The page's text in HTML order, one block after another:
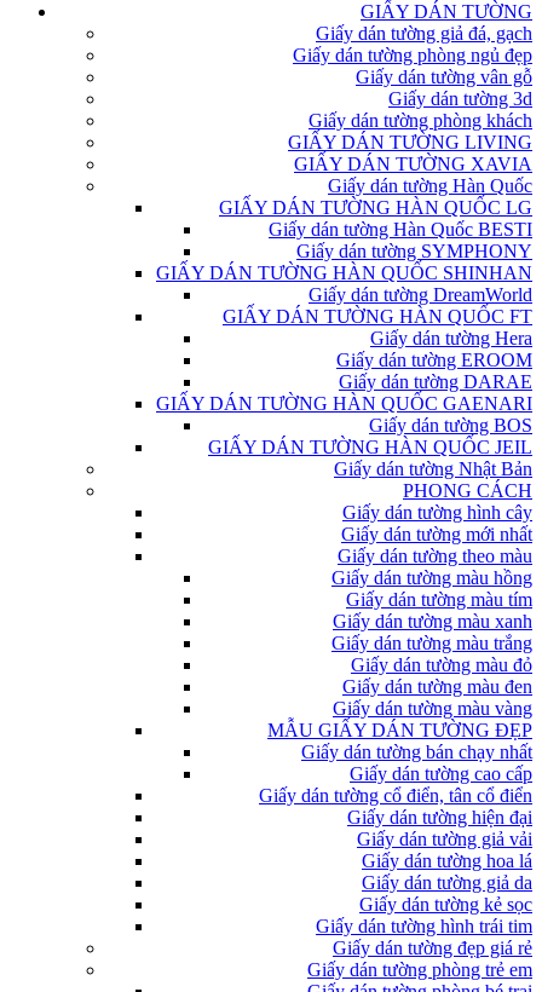
GIẤY DÁN TƯỜNG
Giấy dán tường giả đá, gạch
Giấy dán tường phòng ngủ đẹp
Giấy dán tường vân gỗ
Giấy dán tường 3d
Giấy dán tường phòng khách
GIẤY DÁN TƯỜNG LIVING
GIẤY DÁN TƯỜNG XAVIA
Giấy dán tường Hàn Quốc
GIẤY DÁN TƯỜNG HÀN QUỐC LG
Giấy dán tường Hàn Quốc BESTI
Giấy dán tường SYMPHONY
GIẤY DÁN TƯỜNG HÀN QUỐC SHINHAN
Giấy dán tường DreamWorld
GIẤY DÁN TƯỜNG HÀN QUỐC FT
Giấy dán tường Hera
Giấy dán tường EROOM
Giấy dán tường DARAE
GIẤY DÁN TƯỜNG HÀN QUỐC GAENARI
Giấy dán tường BOS
GIẤY DÁN TƯỜNG HÀN QUỐC JEIL
Giấy dán tường Nhật Bản
PHONG CÁCH
Giấy dán tường hình cây
Giấy dán tường mới nhất
Giấy dán tường theo màu
Giấy dán tường màu hồng
Giấy dán tường màu tím
Giấy dán tường màu xanh
Giấy dán tường màu trắng
Giấy dán tường màu đỏ
Giấy dán tường màu đen
Giấy dán tường màu vàng
MẪU GIẤY DÁN TƯỜNG ĐẸP
Giấy dán tường bán chạy nhất
Giấy dán tường cao cấp
Giấy dán tường cổ điển, tân cổ điển
Giấy dán tường hiện đại
Giấy dán tường giả vải
Giấy dán tường hoa lá
Giấy dán tường giả da
Giấy dán tường kẻ sọc
Giấy dán tường hình trái tim
Giấy dán tường đẹp giá rẻ
Giấy dán tường phòng trẻ em